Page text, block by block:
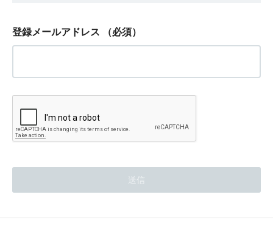
登録メールアドレス （必須）